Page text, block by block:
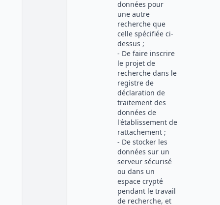
données pour
une autre
recherche que
celle spécifiée ci-
dessus ;
- De faire inscrire
le projet de
recherche dans le
registre de
déclaration de
traitement des
données de
l'établissement de
rattachement ;
- De stocker les
données sur un
serveur sécurisé
ou dans un
espace crypté
pendant le travail
de recherche, et